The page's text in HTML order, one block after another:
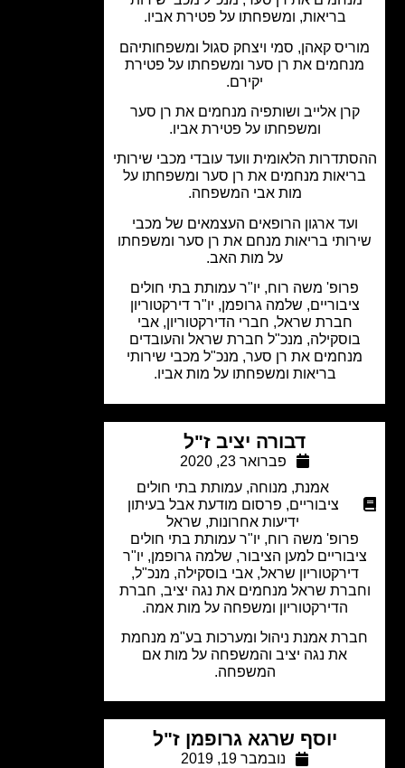
בריאות, ומשפחתו על פטירת אביו.
קאהן, סמי ויצחק סגול ומשפחותיהם
את רן סער ומשפחתו על פטירת
אלייב ושותפיה מנחמים את רן סער
ומשפחתו על פטירת אביו.
הלאומית וועד עובדי מכבי שירותי
מנחמים את רן סער ומשפחתו על
מות אבי המשפחה.
ועד ארגון הרופאים העצמאים של מכבי
בריאות מנחם את רן סער ומשפחתו
על מות האב.
משה רוח, יו"ר עמותת בתי חולים
שלמה גרופמן, יו"ר דירקטוריון
חברת שראל, חברי הדירקטוריון, אבי
מנכ"ל חברת שראל והעובדים
את רן סער, מנכ"ל מכבי שירותי
בריאות ומשפחתו על מות אביו.
דבורה יציב ז"ל
פברואר 23, 2020
מנוחה, עמותת בתי חולים
ציבוריים,פרסום מודעת אבל בעיתון
ידיעות אחרונות,שראל
משה רוח, יו"ר עמותת בתי חולים
למען הציבור, שלמה גרופמן, יו"ר
דירקטוריון שראל, אבי בוסקילה, מנכ"ל,
שראל מנחמים את נגה יציב, חברת
הדירקטוריון ומשפחה על מות אמה.
אמנת ניהול ומערכות בע"מ מנחמת
את נגה יציב והמשפחה על מות אם
המשפחה.
יוסף שרגא גרופמן ז"ל
נובמבר 19, 2019